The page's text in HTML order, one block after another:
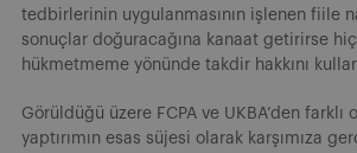
tedbirlerinin uygulanmasının işlenen fiile
sonuçlar doğuracağına kanaat getirirse
hükmetmeme yönünde takdir hakkını
Görüldüğü üzere FCPA ve UKBA’den farklı
yaptırımın esas süjesi olarak karşımıza